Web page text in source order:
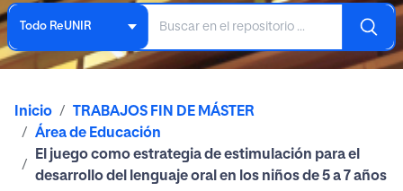
Todo ReUNIR
Inicio
TRABAJOS FIN DE MÁSTER
Área de Educación
El juego como estrategia de estimulación para el
desarrollo del lenguaje oral en los niños de 5 a 7 años